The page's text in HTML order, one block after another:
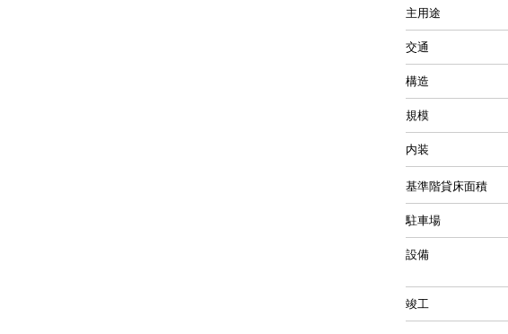
主用途
交通
構造
規模
内装
基準階貸床面積
駐車場
設備
竣工